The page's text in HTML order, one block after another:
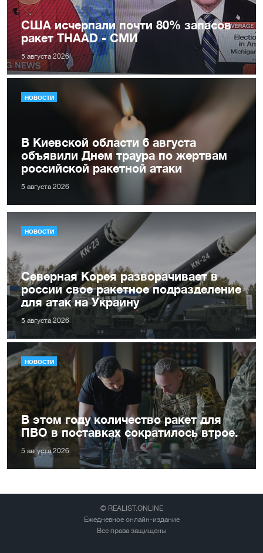
США исчерпали почти 80% запасов
ракет THAAD - СМИ
5 августа 2026
НОВОСТИ
В Киевской области 6 августа
объявили Днем траура по жертвам
российской ракетной атаки
5 августа 2026
НОВОСТИ
Северная Корея разворачивает в
россии свое ракетное подразделение
для атак на Украину
5 августа 2026
НОВОСТИ
В этом году количество ракет для
ПВО в поставках сократилось втрое.
5 августа 2026
© REALIST.ONLINE
Ежедневное онлайн-издание
Все права защищены